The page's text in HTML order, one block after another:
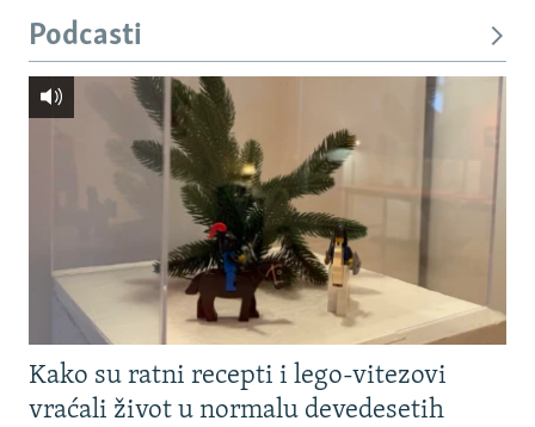
Podcasti
Kako su ratni recepti i lego-vitezovi
vraćali život u normalu devedesetih